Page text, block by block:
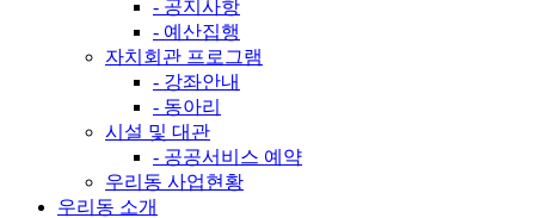
- 공지사항
- 예산집행
자치회관 프로그램
- 강좌안내
- 동아리
시설 및 대관
- 공공서비스 예약
우리동 사업현황
우리동 소개